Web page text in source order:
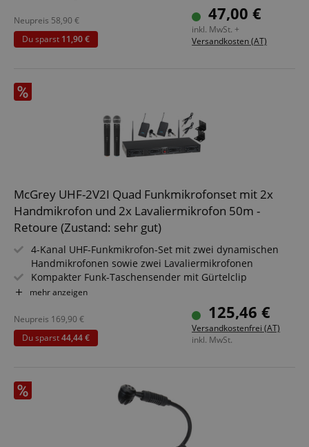
Inkl. Mikrofonspinne, Etui und Windschutz47,00 €
inkl. MwSt. +
Versandkosten (AT)
Neupreis 58,90 €
Du sparst 11,90 €
McGrey UHF-2V2I Quad Funkmikrofonset mit 2x
Handmikrofon und 2x Lavaliermikrofon 50m -
Retoure (Zustand: sehr gut)
4-Kanal UHF-Funkmikrofon-Set mit zwei dynamischen
Handmikrofonen sowie zwei Lavaliermikrofonen
Kompakter Funk-Taschensender mit Gürtelclip
Sprach- und gesangsoptimierte Mikrofone
Betriebsdauer ca. 8 Stunden
Auch als Instrumentenfunk verwendbar
mehr anzeigen
125,46 €
Versandkostenfrei (AT)
inkl. MwSt.
Neupreis 169,90 €
Du sparst44,44 €